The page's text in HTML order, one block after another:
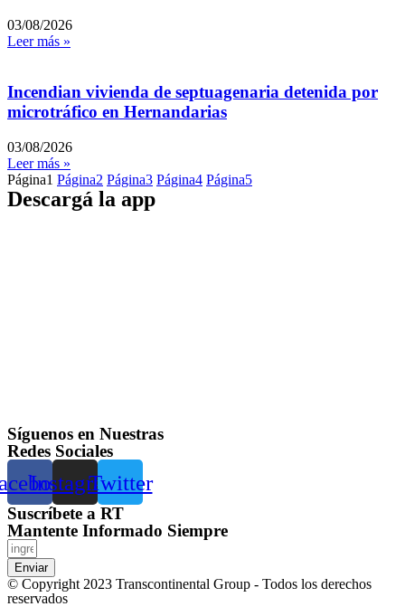
03/08/2026
Leer más »
Incendian vivienda de septuagenaria detenida por
microtráfico en Hernandarias
03/08/2026
Leer más »
Página1 Página2 Página3 Página4 Página5
Descargá la app
Síguenos en Nuestras
Redes Sociales
InstagramTwitter
Suscríbete a RT
Mantente Informado Siempre
Enviar
© Copyright 2023 Transcontinental Group - Todos los derechos
reservados